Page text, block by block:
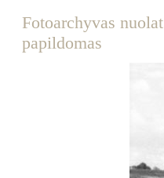
Fotoarchyvas nuolat
papildomas